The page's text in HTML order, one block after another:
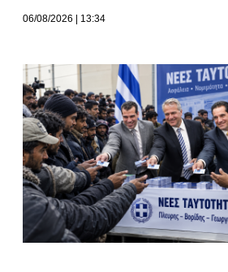
06/08/2026 13:34